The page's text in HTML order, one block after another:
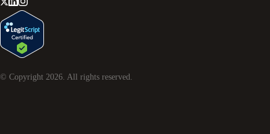
© Copyright 2026 . All rights reserved.